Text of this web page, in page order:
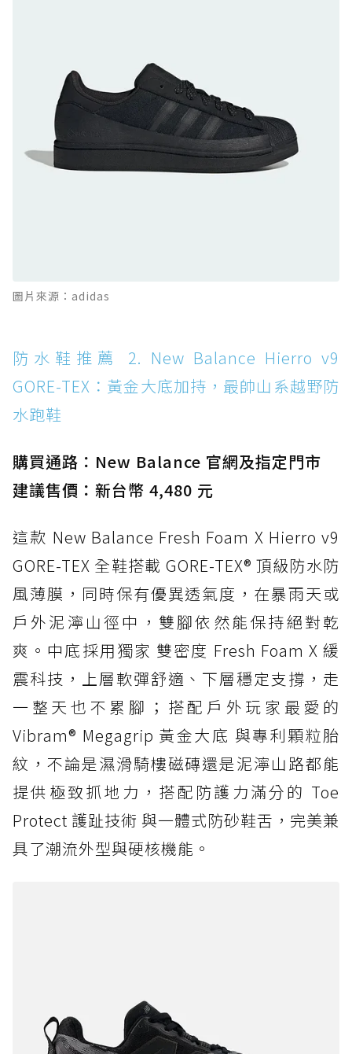
防水鞋推薦 10. PUMA Voyage NITRO™ 4
GORE-TEX：氮氣中底注入，回彈與防滑兼具的
全天候越野跑鞋
防水鞋推薦 11. On Cloudhorizon 2 WP：腳
感軟彈、搭載 Missiongrip™ 的防水輕越野鞋
Boot：馬汀首款雨靴登場，經典八孔加上全防
防水鞋推薦 14. SKECHERS BADGER
WATERPROOF：一踩即穿懶人神器！搭載固特
異大底與全防水厚底健走鞋
防水鞋推薦 15. Brooks Cascadia 19 GTX：注
圖片來源：adidas
防水鞋推薦 2. New Balance Hierro v9
GORE-TEX：黃金大底加持，最帥山系越野防
水跑鞋
購買通路：New Balance 官網及指定門市
建議售價：新台幣 4,480 元
這款 New Balance Fresh Foam X Hierro v9
GORE-TEX 全鞋搭載 GORE-TEX® 頂級防水防
風薄膜，同時保有優異透氣度，在暴雨天或
戶外泥濘山徑中，雙腳依然能保持絕對乾
爽。中底採用獨家 雙密度 Fresh Foam X 緩
震科技，上層軟彈舒適、下層穩定支撐，走
一整天也不累腳；搭配戶外玩家最愛的
Vibram® Megagrip 黃金大底 與專利顆粒胎
紋，不論是濕滑騎樓磁磚還是泥濘山路都能
提供極致抓地力，搭配防護力滿分的 Toe
Protect 護趾技術 與一體式防砂鞋舌，完美兼
具了潮流外型與硬核機能。